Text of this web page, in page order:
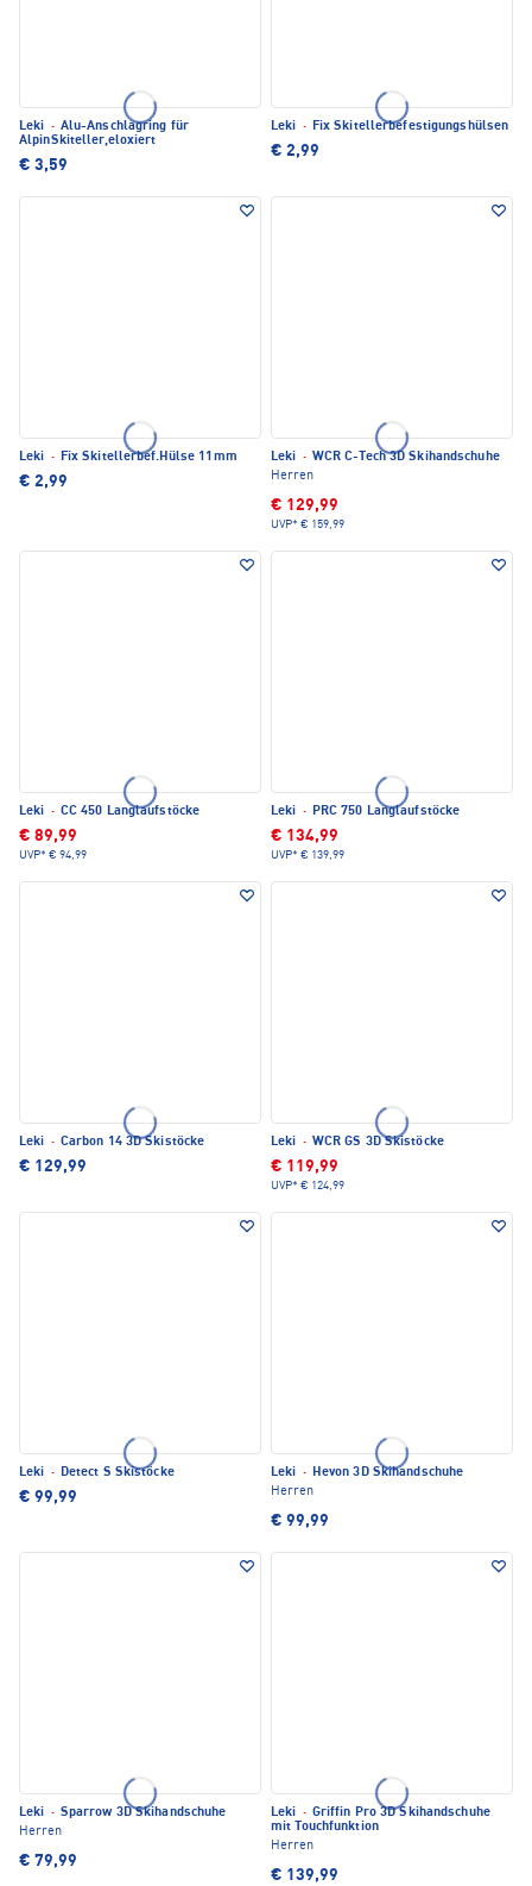
Leki · Alu-Anschlagring für
AlpinSkiteller,eloxiert
€ 3,59
Leki · Fix Skitellerbefestigungshülsen
€ 2,99
Leki · Fix Skitellerbef.Hülse 11mm
€ 2,99
Leki · WCR C-Tech 3D Skihandschuhe
Herren
€ 129,99
UVP* € 159,99
Leki · CC 450 Langlaufstöcke
€ 89,99
UVP* € 94,99
Leki · PRC 750 Langlaufstöcke
€ 134,99
UVP* € 139,99
Leki · Carbon 14 3D Skistöcke
€ 129,99
Leki · WCR GS 3D Skistöcke
€ 119,99
UVP* € 124,99
Leki · Detect S Skistöcke
€ 99,99
Leki · Hevon 3D Skihandschuhe
Herren
€ 99,99
Leki · Sparrow 3D Skihandschuhe
Herren
€ 79,99
Leki · Griffin Pro 3D Skihandschuhe
mit Touchfunktion
Herren
€ 139,99